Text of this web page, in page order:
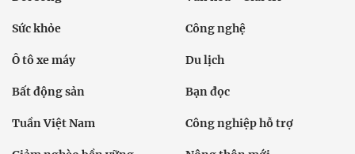
Sức khỏe Công nghệ
Ô tô xe máy Du lịch
Bất động sản Bạn đọc
Tuần Việt Nam Công nghiệp hỗ trợ